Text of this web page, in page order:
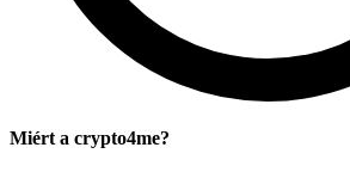
Miért a crypto4me?